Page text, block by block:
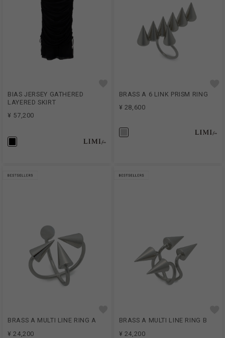
BIAS JERSEY GATHERED
LAYERED SKIRT
¥ 57,200
BRASS A 6 LINK PRISM RING
¥ 28,600
BRASS A MULTI LINE RING A
¥ 24,200
BRASS A MULTI LINE RING B
¥ 24,200